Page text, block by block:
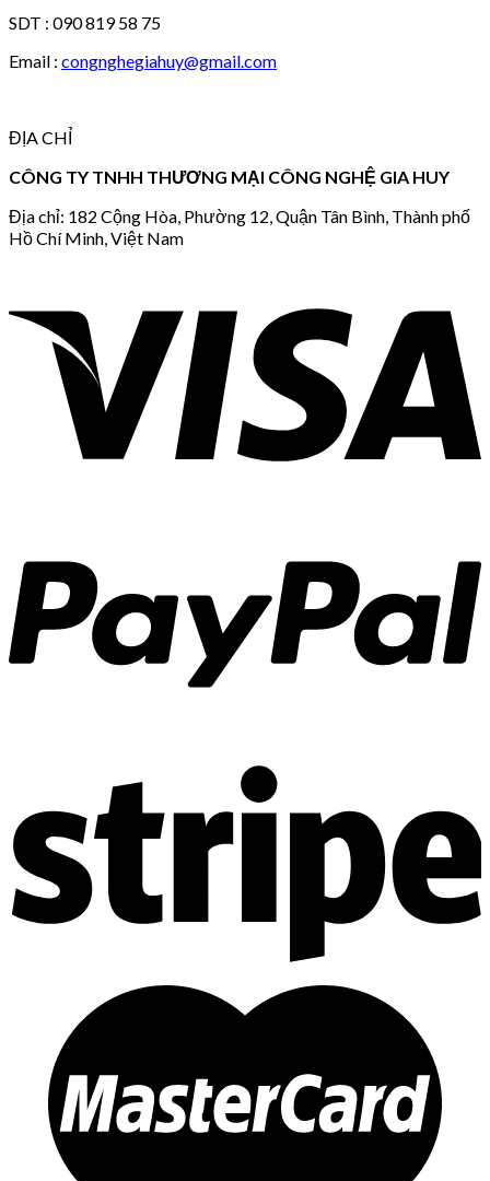
SDT : 090 819 58 75
Email : congnghegiahuy@gmail.com
ĐỊA CHỈ
CÔNG TY TNHH THƯƠNG MẠI CÔNG NGHỆ GIA HUY
Địa chỉ: 182 Cộng Hòa, Phường 12, Quận Tân Bình, Thành phố
Hồ Chí Minh, Việt Nam